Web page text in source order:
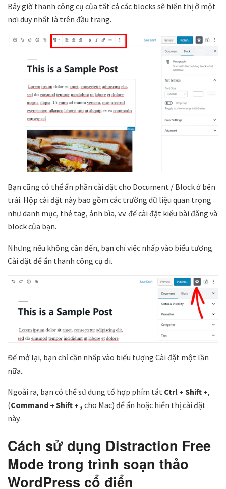
Bây giờ thanh công cụ của tất cả các blocks sẽ hiển thị ở một
nơi duy nhất là trên đầu trang.
Bạn cũng có thể ẩn phần cài đặt cho Document / Block ở bên
trái. Hộp cài đặt này bao gồm các trường dữ liệu quan trọng
như danh mục, thẻ tag, ảnh bìa, v.v. để cài đặt kiểu bài đăng và
block của bạn.
Nhưng nếu không cần đến, bạn chỉ việc nhấp vào biểu tượng
Cài đặt để ẩn thanh công cụ đi.
Để mở lại, bạn chỉ cần nhấp vào biểu tượng Cài đặt một lần
nữa..
Ngoài ra, bạn có thể sử dụng tổ hợp phím tắt Ctrl + Shift +,
(Command + Shift + , cho Mac) để ẩn hoặc hiển thị cài đặt
này.
Cách sử dụng Distraction Free
Mode trong trình soạn thảo
WordPress cổ điển